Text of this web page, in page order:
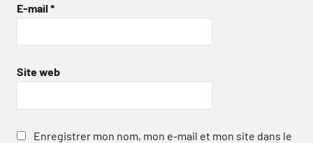
E-mail *
Site web
Enregistrer mon nom, mon e-mail et mon site dans le